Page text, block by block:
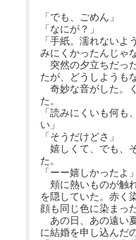
「でも、ごめん」
「なにが？」
「手紙。濡れない
みにくかったんじゃ
突然の夕立ちだっ
たが、どうしようも
奇妙な音がした。
た。
「読みにくいも何
い」
「そうだけどさ」
嬉しくて、でも、
た。
「ーー嬉しかったよ」
頬に熱いものが触
を隠していた。赤く
顔も同じ色に染まった
あの日、あの遠い
に結婚を申し込んだ